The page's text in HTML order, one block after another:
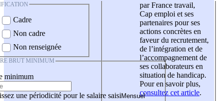
Cadre
Non cadre
Non renseignée
BRUT MINIMUM
minimum
une périodicité pour le salaire saisi
par France travail,
Cap emploi et ses
partenaires pour ses
actions concrètes en
faveur du recrutement,
de l’intégration et de
l’accompagnement de
ses collaborateurs en
situation de handicap.
Pour en savoir plus,
consultez cet article.